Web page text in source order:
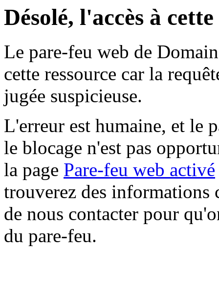
Désolé, l'accès à
Le pare-feu web de
cette ressource car la
jugée suspicieuse.
L'erreur est humaine, et le
le blocage n'est pas
la page Pare-feu web activé
trouverez des informations
de nous contacter pour
du pare-feu.